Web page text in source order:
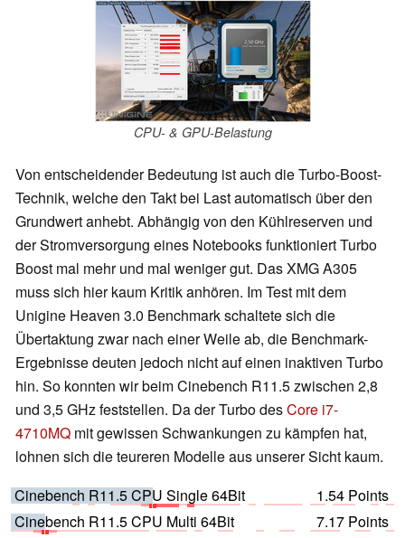
CPU- & GPU-Belastung
Von entscheidender Bedeutung ist auch die Turbo-Boost-
Technik, welche den Takt bei Last automatisch über den
Grundwert anhebt. Abhängig von den Kühlreserven und
der Stromversorgung eines Notebooks funktioniert Turbo
Boost mal mehr und mal weniger gut. Das XMG A305
muss sich hier kaum Kritik anhören. Im Test mit dem
Unigine Heaven 3.0 Benchmark schaltete sich die
Übertaktung zwar nach einer Weile ab, die Benchmark-
Ergebnisse deuten jedoch nicht auf einen inaktiven Turbo
hin. So konnten wir beim Cinebench R11.5 zwischen 2,8
und 3,5 GHz feststellen. Da der Turbo desCore i7-
4710MQ mit gewissen Schwankungen zu kämpfen hat,
lohnen sich die teureren Modelle aus unserer Sicht kaum.
Cinebench R11.5 CPU Single 64Bit
1.54 Points
Cinebench R11.5 CPU Multi 64Bit
7.17 Points